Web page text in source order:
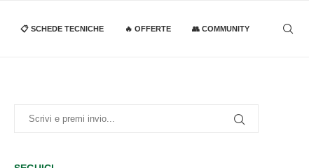
📋 SCHEDE TECNICHE 🔥 OFFERTE 👥 COMMUNITY